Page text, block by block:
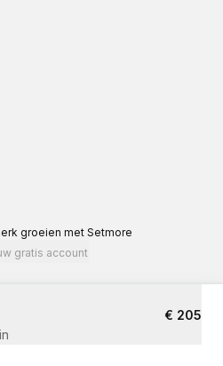
groeien met Setmore
gratis account
€ 205